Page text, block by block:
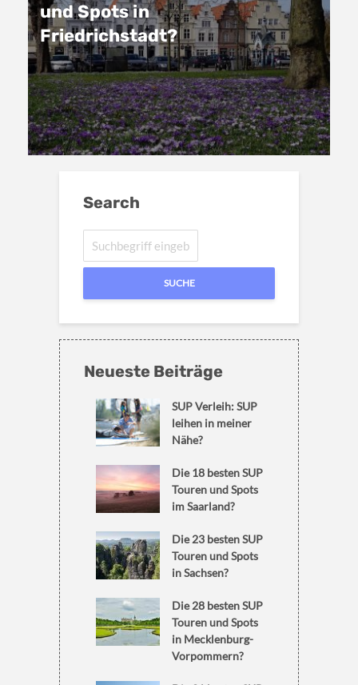
und Spots in
Friedrichstadt?
Search
SUCHE
Neueste Beiträge
SUP Verleih: SUP
leihen in meiner
Nähe?
Die 18 besten SUP
Touren und Spots
im Saarland?
Die 23 besten SUP
Touren und Spots
in Sachsen?
Die 28 besten SUP
Touren und Spots
in Mecklenburg-
Vorpommern?